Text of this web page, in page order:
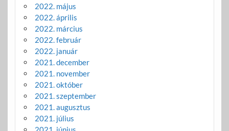
2022. május
2022. április
2022. március
2022. február
2022. január
2021. december
2021. november
2021. október
2021. szeptember
2021. augusztus
2021. július